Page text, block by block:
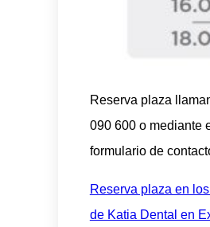
Reserva plaza
090 600 o mediante
formulario de
Reserva plaza en
de Katia Dental en